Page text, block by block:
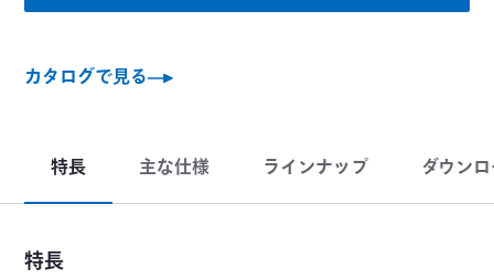
カタログで見る
特長 主な仕様 ラインナップ ダウン
特長